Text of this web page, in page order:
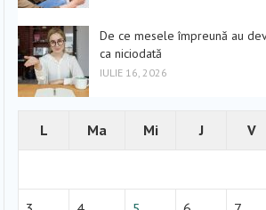
De ce mesele împreună au
ca niciodată
IULIE 16, 2026
L Ma Mi J V